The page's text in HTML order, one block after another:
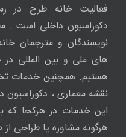
فعالیت خانه طرح در
دکوراسیون داخلی است
نویسندگان و مترجمان
های ملی و بین المللی
هستیم. همچنین خدمات
نقشه معماری ، دکوراسیون
این خدمات در هرکجا
هرگونه مشاوره یا طراحی از